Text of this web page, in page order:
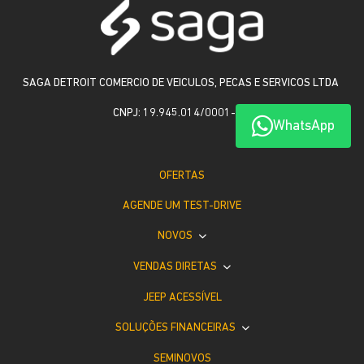
WhatsApp
SAGA DETROIT COMERCIO DE VEICULOS, PECAS E SERVICOS LTDA
CNPJ: 19.945.014/0001-06
OFERTAS
AGENDE UM TEST-DRIVE
NOVOS
VENDAS DIRETAS
JEEP ACESSÍVEL
SOLUÇÕES FINANCEIRAS
SEMINOVOS